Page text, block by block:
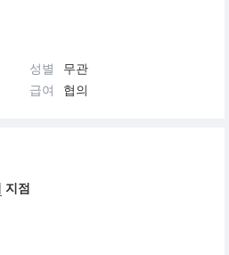
성별
무관
급여 협의
지점